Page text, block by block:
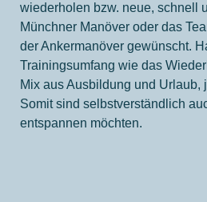
wiederholen bzw. neue, schnell
Münchner Manöver oder das
der Ankermanöver gewünscht.
Trainingsumfang wie das
Mix aus Ausbildung und Urlaub,
Somit sind selbstverständlich
entspannen möchten.